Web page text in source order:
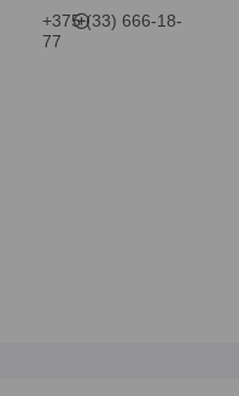
+375 (33) 666-18-
77